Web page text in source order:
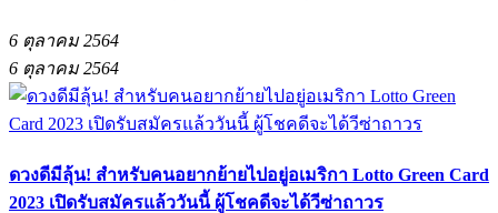
6 ตุลาคม 2564
6 ตุลาคม 2564
ดวงดีมีลุ้น! สำหรับคนอยากย้ายไปอยู่อเมริกา Lotto Green Card
2023 เปิดรับสมัครแล้ววันนี้ ผู้โชคดีจะได้วีซ่าถาวร